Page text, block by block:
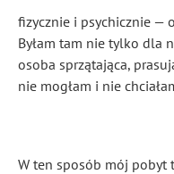
fizycznie i psychicznie —
Byłam tam nie tylko dla
osoba sprzątająca,
nie mogłam i nie
W ten sposób mój pobyt